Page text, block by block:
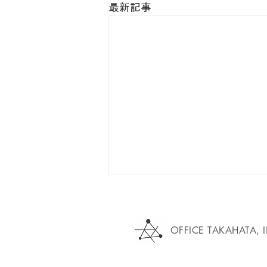
最新記事
OFFICE TAKAHATA,